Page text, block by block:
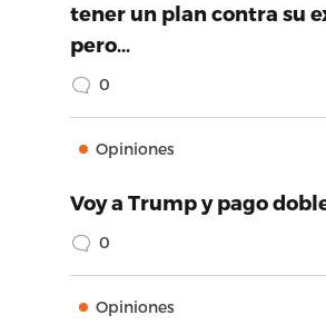
tener un plan contra su
pero…
0
Opiniones
Voy a Trump y pago
0
Opiniones